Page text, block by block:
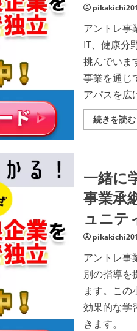
アントレ事
IT、健康分
挑んでいま
事業を通じ
アパスを広
続きを読む
一緒に
事業承
ュニテ
アントレ事
別の指導を
ます。この
効果的な学
きます。